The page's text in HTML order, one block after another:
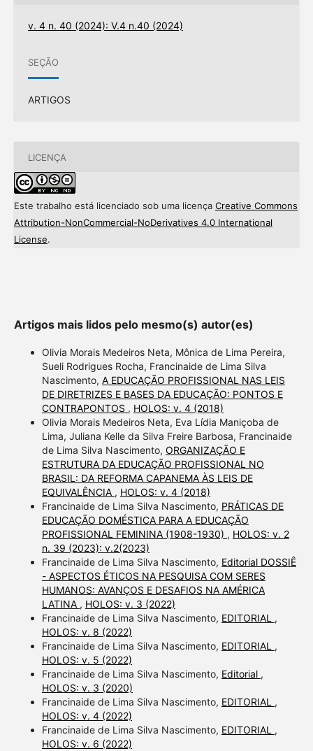
v. 4 n. 40 (2024): V.4 n.40 (2024)
SEÇÃO
ARTIGOS
LICENÇA
Este trabalho está licenciado sob uma licença Creative Commons
Attribution-NonCommercial-NoDerivatives 4.0 International
License.
Artigos mais lidos pelo mesmo(s) autor(es)
Olivia Morais Medeiros Neta, Mônica de Lima Pereira,
Sueli Rodrigues Rocha, Francinaide de Lima Silva
Nascimento, A EDUCAÇÃO PROFISSIONAL NAS LEIS
DE DIRETRIZES E BASES DA EDUCAÇÃO: PONTOS E
CONTRAPONTOS , HOLOS: v. 4 (2018)
Olivia Morais Medeiros Neta, Eva Lídia Maniçoba de
Lima, Juliana Kelle da Silva Freire Barbosa, Francinaide
de Lima Silva Nascimento, ORGANIZAÇÃO E
ESTRUTURA DA EDUCAÇÃO PROFISSIONAL NO
BRASIL: DA REFORMA CAPANEMA ÀS LEIS DE
EQUIVALÊNCIA , HOLOS: v. 4 (2018)
Francinaide de Lima Silva Nascimento, PRÁTICAS DE
EDUCAÇÃO DOMÉSTICA PARA A EDUCAÇÃO
PROFISSIONAL FEMININA (1908-1930) , HOLOS: v. 2
n. 39 (2023): v.2(2023)
Francinaide de Lima Silva Nascimento, Editorial DOSSIÊ
- ASPECTOS ÉTICOS NA PESQUISA COM SERES
HUMANOS: AVANÇOS E DESAFIOS NA AMÉRICA
LATINA , HOLOS: v. 3 (2022)
Francinaide de Lima Silva Nascimento, EDITORIAL ,
HOLOS: v. 8 (2022)
Francinaide de Lima Silva Nascimento, EDITORIAL ,
HOLOS: v. 5 (2022)
Francinaide de Lima Silva Nascimento, Editorial ,
HOLOS: v. 3 (2020)
Francinaide de Lima Silva Nascimento, EDITORIAL ,
HOLOS: v. 4 (2022)
Francinaide de Lima Silva Nascimento, EDITORIAL ,
HOLOS: v. 6 (2022)